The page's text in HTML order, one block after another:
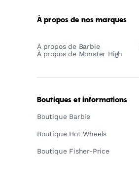
À propos de nos marques
À propos de Barbie
À propos de Monster High
Boutiques et informations
Boutique Barbie
Boutique Hot Wheels
Boutique Fisher-Price